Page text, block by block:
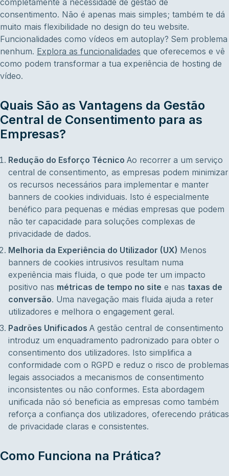
completamente a necessidade de gestão de
consentimento. Não é apenas mais simples; também te dá
muito mais flexibilidade no design do teu website.
Funcionalidades como vídeos em autoplay? Sem problema
nenhum. Explora as funcionalidades que oferecemos e vê
como podem transformar a tua experiência de hosting de
vídeo.
Quais São as Vantagens da Gestão
Central de Consentimento para as
Empresas?
Redução do Esforço Técnico Ao recorrer a um serviço
central de consentimento, as empresas podem minimizar
os recursos necessários para implementar e manter
banners de cookies individuais. Isto é especialmente
benéfico para pequenas e médias empresas que podem
não ter capacidade para soluções complexas de
privacidade de dados.
Melhoria da Experiência do Utilizador (UX) Menos
banners de cookies intrusivos resultam numa
experiência mais fluida, o que pode ter um impacto
positivo nas métricas de tempo no site e nas taxas de
conversão. Uma navegação mais fluida ajuda a reter
utilizadores e melhora o engagement geral.
Padrões Unificados A gestão central de consentimento
introduz um enquadramento padronizado para obter o
consentimento dos utilizadores. Isto simplifica a
conformidade com o RGPD e reduz o risco de problemas
legais associados a mecanismos de consentimento
inconsistentes ou não conformes. Esta abordagem
unificada não só beneficia as empresas como também
reforça a confiança dos utilizadores, oferecendo práticas
de privacidade claras e consistentes.
Como Funciona na Prática?